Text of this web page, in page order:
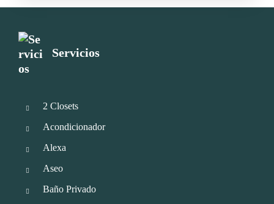
Servicios
2 Closets
Acondicionador
Alexa
Aseo
Baño Privado